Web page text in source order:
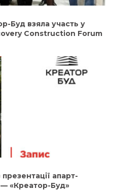
Буд взяла участь у
Construction Forum
апарт-
«Креатор-Буд»